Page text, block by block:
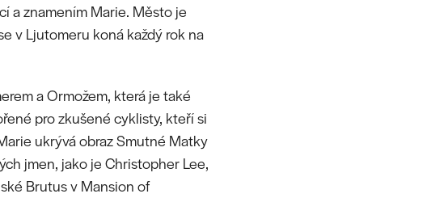
a znamením Marie. Město je
v Ljutomeru koná každý rok na
a Ormožem, která je také
pro zkušené cyklisty, kteří si
ukrývá obraz Smutné Matky
jmen, jako je Christopher Lee,
Brutus v Mansion of